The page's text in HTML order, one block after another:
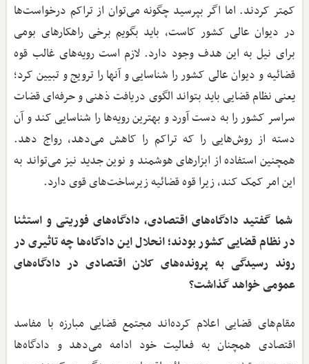
کمتر کردند. اما اگر بپرسید چگونه می‌توان از تراکم درخواست‌ها
در دیوان عالی کشور کاست، باید بگویم برخی راهکارهای بومی
برای نیل به این هدف وجود دارد. لازم است رویه‌های غالب قوه
قضائیه و دیوان عالی کشور را شناسایی و آنها را ترویج و تبیین کرد؛
یعنی نظام قضایی باید بتواند الگوی دریافت ذهنی و حرفه‌ای قضات
سراسر کشور را به دست آورد و بهترین رویه‌ها را شناسایی کند و آن
دسته از روش‌هایی را که تراکم را کاهش می‌دهد، رواج دهد.
همچنین استفاده از ابزارهای هوشمند و نوین جدید نیز می‌تواند به
این امر کمک کند، زیرا قوه قضائیه زیرساخت‌های قوی دارد.
شما گفتید دادگاه‌های اقتصادی، دادگاه‌های فوریتی و استثنا
در نظام قضایی کشور بودند؛ انحلال این دادگاه‌ها چه تاثیری در
روند رسیدگی به پرونده‌های کلان اقتصادی در دادگاه‌های
عمومی خواهد گذاشت؟
مقام‌های قضایی اعلام کرده‌اند مجتمع قضایی مبارزه با مفاسد
اقتصادی همچنان به فعالیت خود ادامه می‌دهد و دادگاه‌ها